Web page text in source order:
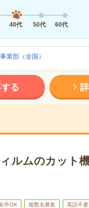
40代 50代 60代
業部（全国）
る
ルムのカット
卒OK 複数名募集 英語不要